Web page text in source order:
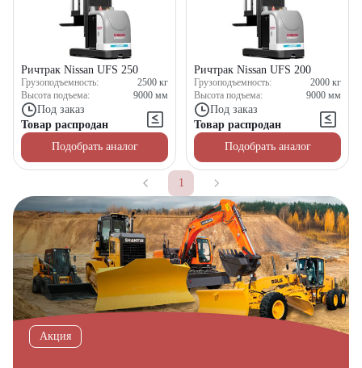
Ричтрак Nissan UFS 250
Грузоподъемность: 2500 кг
Высота подъема:
9000 мм
Под заказ
Товар распродан
Подобрать аналог
Ричтрак Nissan UFS 200
Грузоподъемность: 2000 кг
Высота подъема:
9000 мм
Под заказ
Товар распродан
Подобрать аналог
1
Акция